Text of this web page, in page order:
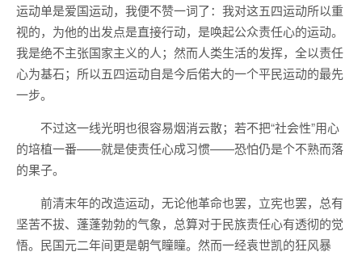
运动单是爱国运动，我便不赞一词了：我对这五四运动所以重
视的，为他的出发点是直接行动，是唤起公众责任心的运动。
我是绝不主张国家主义的人；然而人类生活的发挥，全以责任
心为基石；所以五四运动自是今后偌大的一个平民运动的最先
一步。
不过这一线光明也很容易烟消云散；若不把“社会性”用心
的培植一番——就是使责任心成习惯——恐怕仍是个不熟而落
的果子。
前清末年的改造运动，无论他革命也罢，立宪也罢，总有
坚苦不拔、蓬蓬勃勃的气象，总算对于民族责任心有透彻的觉
悟。民国元二年间更是朝气瞳瞳。然而一经袁世凯的狂风暴